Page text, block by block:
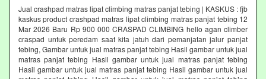
Jual crashpad matras lipat climbing matras panjat tebing | KASKUS : fjb
kaskus product crashpad matras lipat climbing matras panjat tebing 12
Mar 2026 Baru Rp 900 000 CRASPAD CLIMBING hello agan climber
craspad untuk peredam saat kita jatuh dari pemanjatan jalur panjat
tebing, Gambar untuk jual matras panjat tebing Hasil gambar untuk jual
matras panjat tebing Hasil gambar untuk jual matras panjat tebing
Hasil gambar untuk jual matras panjat tebing Hasil gambar untuk jual